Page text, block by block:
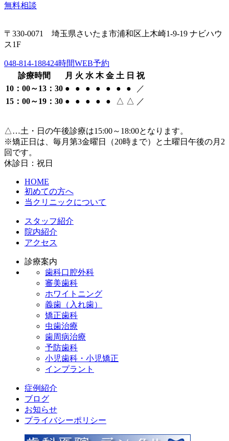
無料相談
〒330-0071 埼玉県さいたま市浦和区上木崎1-9-19 ナビハウ
ス1F
048-814-188424時間WEB予約
診療時間
月 火 水 木 金 土 日 祝
10：00～13：30 ● ● ● ● ● ● ●
／
15：00～19：30 ● ● ● ● ● △ △ ／
△…土・日の午後診療は15:00～18:00となります。
※矯正日は、毎月第3金曜日（20時まで）と土曜日午後の月2
回です。
休診日：祝日
HOME
初めての方へ
当クリニックについて
スタッフ紹介
院内紹介
アクセス
診療案内
歯科口腔外科
審美歯科
ホワイトニング
義歯（入れ歯）
矯正歯科
虫歯治療
歯周病治療
予防歯科
小児歯科・小児矯正
インプラント
症例紹介
ブログ
お知らせ
プライバシーポリシー